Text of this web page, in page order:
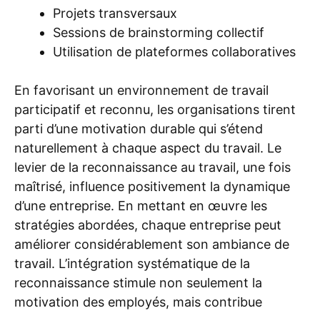
Projets transversaux
Sessions de brainstorming collectif
Utilisation de plateformes collaboratives
En favorisant un environnement de travail
participatif et reconnu, les organisations tirent
parti d’une motivation durable qui s’étend
naturellement à chaque aspect du travail. Le
levier de la reconnaissance au travail, une fois
maîtrisé, influence positivement la dynamique
d’une entreprise. En mettant en œuvre les
stratégies abordées, chaque entreprise peut
améliorer considérablement son ambiance de
travail. L’intégration systématique de la
reconnaissance stimule non seulement la
motivation des employés, mais contribue